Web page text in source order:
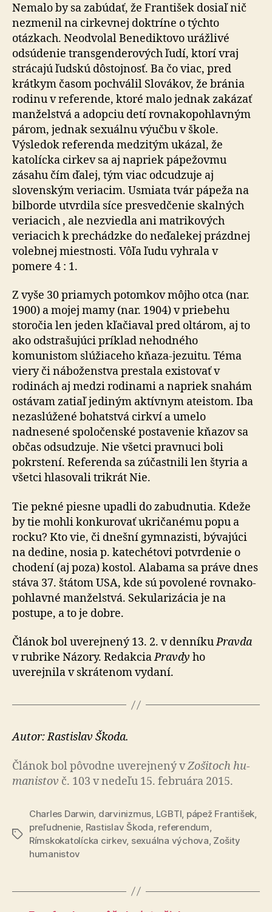
Nemalo by sa zabúdať, že František dosiaľ nič
nezmenil na cirkevnej doktríne o týchto
otázkach. Neodvolal Benediktovo urážlivé
odsúdenie transgenderových ľudí, ktorí vraj
strácajú ľudskú dôstojnosť. Ba čo viac, pred
krátkym časom pochválil Slovákov, že bránia
rodinu v referende, ktoré malo jednak zakázať
manželstvá a adop­ciu detí rovnakopohlavným
párom, jednak sexuálnu výučbu v škole.
Výsledok referenda medzitým ukázal, že
katolícka cirkev sa aj napriek pápežovmu
zásahu čím ďalej, tým viac odcudzuje aj
slovenským veriacim. Usmiata tvár pápeža na
bilborde utvrdila síce presvedčenie skalných
veriacich , ale nezviedla ani matrikových
veriacich k prechádzke do neďalekej prázdnej
volebnej miestnosti. Vôľa ľudu vyhrala v
pomere 4 : 1.
Z vyše 30 priamych potomkov môjho otca (nar.
1900) a mo­jej mamy (nar. 1904) v priebehu
storočia len jeden kľačiaval pred oltárom, aj to
ako odstrašujúci príklad nehodného
komunistom slúžiaceho kňaza-jezuitu. Téma
viery či náboženstva prestala existovať v
rodinách aj medzi rodinami a napriek snahám
ostávam zatiaľ je­di­ným aktívnym ateistom. Iba
nezaslúžené bohatstvá cirkví a umelo
nadnesené spoločenské postavenie kňazov sa
občas odsudzuje. Nie všetci pravnuci boli
pokrstení. Re­fe­ren­da sa zúčastnili len štyria a
všetci hlasovali trikrát Nie.
Tie pekné piesne upadli do zabudnutia. Kdeže
by tie mohli konkurovať ukričanému popu a
rocku? Kto vie, či dnešní gymnazisti, bývajúci
na dedine, nosia p. ka­te­ché­to­vi potvrdenie o
chodení (aj poza) kostol. Alabama sa prá­ve dnes
stáva 37. štátom USA, kde sú povolené rov­na­ko­
pohlavné manželstvá. Sekularizácia je na
postupe, a to je dobre.
Článok bol uverejnený 13. 2. v denníkuPravda
v rubrike Názory. RedakciaPravdy ho
uverejnila v skrátenom vy­da­ní.
Autor: Rastislav Škoda.
Článok bol pô­vod­ne uve­rej­ne­ný vZo­ši­toch hu­
ma­nis­tov č. 103 v nedeľu 15. februára 2015.
Značky
Charles Darwin darvinizmus LGBTI pápež František
preľudnenie Rastislav Škoda referendum
Rímskokatolícka cirkev, sexuálna výchova Zošity
humanistov